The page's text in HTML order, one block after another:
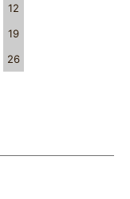
12
19
26